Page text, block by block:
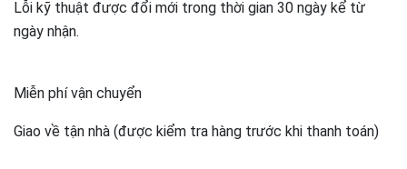
Lỗi kỹ thuật được đổi mới trong thời gian 30 ngày kể từ
ngày nhận.
Miễn phí vận chuyển
Giao về tận nhà (được kiểm tra hàng trước khi thanh toán)